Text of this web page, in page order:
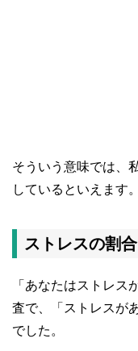
そういう意味では、
しているといえます。
ストレスの割
「あなたはストレス
査で、「ストレスが
でした。